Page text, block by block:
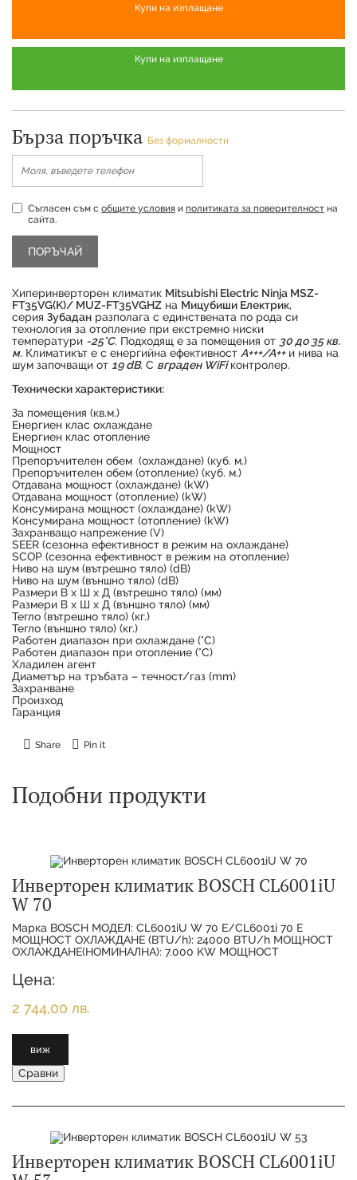
Купи на изплащане
Купи на изплащане
Продуктът е успешно добавен в количката
Бърза поръчка Без формалности
Съгласен съм с общите условия и политиката за поверителност на
сайта.
Хиперинверторен климатик Mitsubishi Electric Ninja MSZ-
FT35VG(K)/ MUZ-FT35VGHZ на Мицубиши Електрик,
серия Зубадан разполага с единствената по рода си
технология за отопление при екстремно ниски
температури -25°C. Подходящ е за помещения от 30 до 35 кв.
м. Климатикът е с енергийна ефективност А+++/А++ и нива на
шум започващи от 19 dB. С вграден WiFiконтролер.
Технически характеристики:
За помещения (кв.м.)
Енергиен клас охлаждане
Енергиен клас отопление
Мощност
Препоръчителен обем (охлаждане) (куб. м.)
Препоръчителен обем (отопление) (куб. м.)
Отдавана мощност (охлаждане) (kW)
Отдавана мощност (отопление) (kW)
Консумирана мощност (охлаждане) (kW)
Консумирана мощност (отопление) (kW)
Захранващо напрежение (V)
SEER (сезонна ефективност в режим на охлаждане)
SCOP (сезонна ефективност в режим на отопление)
Ниво на шум (вътрешно тяло) (dB)
Ниво на шум (външно тяло) (dB)
Размери В х Ш х Д (вътрешно тяло) (мм)
Размери В х Ш х Д (външно тяло) (мм)
Тегло (вътрешно тяло) (кг.)
Тегло (външно тяло) (кг.)
Работен диапазон при охлаждане (°C)
Работен диапазон при отопление (°C)
Хладилен агент
Диаметър на тръбата – течност/газ (mm)
Захранване
Произход
Гаранция
Share Pin it
Подобни продукти
Инверторен климатик BOSCH CL6001iU
W 70
Марка BOSCH МОДЕЛ: CL6001iU W 70 E/CL6001i 70 E
МОЩНОСТ ОХЛАЖДАНЕ (BTU/h): 24000 BTU/h МОЩНОСТ
ОХЛАЖДАНЕ(НОМИНАЛНА): 7.000 KW МОЩНОСТ
Цена:
2 744,00 лв.
виж
Сравни
Инверторен климатик BOSCH CL6001iU